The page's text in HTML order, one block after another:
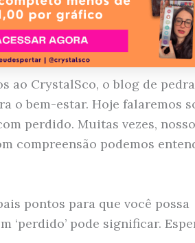
ao CrystalSco, o blog de
o bem-estar. Hoje falaremos
perdido. Muitas vezes,
compreensão podemos
pontos para que você possa
‘perdido’ pode significar.